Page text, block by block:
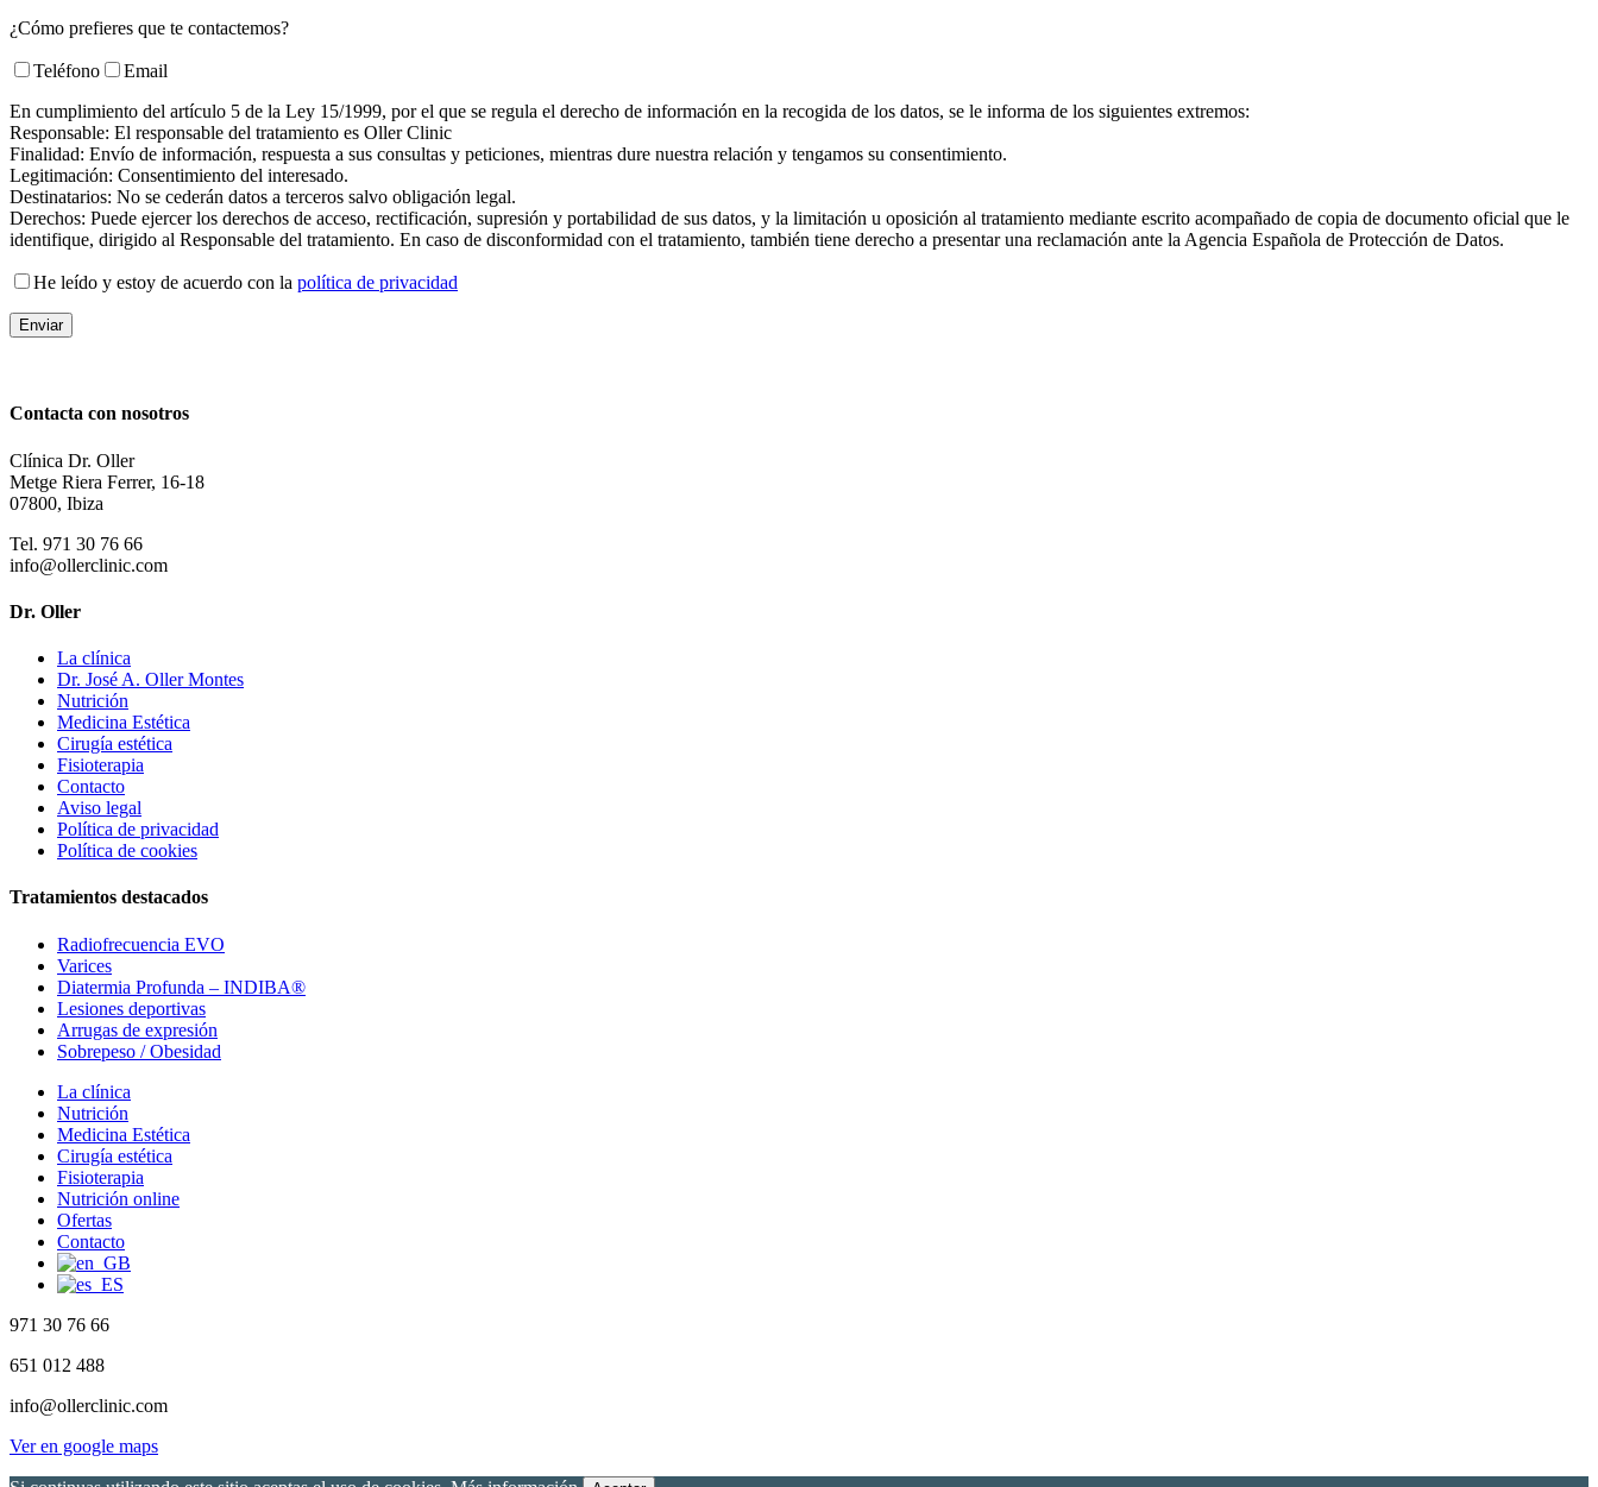
¿Cómo prefieres que te contactemos?
Teléfono
Email
En cumplimiento del artículo 5 de la Ley 15/1999, por el que se regula el derecho de información en la recogida de los datos, se le informa de los siguientes extremos:
Responsable: El responsable del tratamiento es Oller Clinic
Finalidad: Envío de información, respuesta a sus consultas y peticiones, mientras dure nuestra relación y tengamos su consentimiento.
Legitimación: Consentimiento del interesado.
Destinatarios: No se cederán datos a terceros salvo obligación legal.
Derechos: Puede ejercer los derechos de acceso, rectificación, supresión y portabilidad de sus datos, y la limitación u oposición al tratamiento mediante escrito acompañado de copia de documento oficial que le
identifique, dirigido al Responsable del tratamiento. En caso de disconformidad con el tratamiento, también tiene derecho a presentar una reclamación ante la Agencia Española de Protección de Datos.
He leído y estoy de acuerdo con la política de privacidad
Contacta con nosotros
Clínica Dr. Oller
Metge Riera Ferrer, 16-18
07800, Ibiza
Tel. 971 30 76 66
info@ollerclinic.com
Dr. Oller
La clínica
Dr. José A. Oller Montes
Nutrición
Medicina Estética
Cirugía estética
Fisioterapia
Contacto
Aviso legal
Política de privacidad
Política de cookies
Tratamientos destacados
Radiofrecuencia EVO
Varices
Diatermia Profunda – INDIBA®
Lesiones deportivas
Arrugas de expresión
Sobrepeso / Obesidad
Close
Menu
La clínica
Nutrición
Medicina Estética
Cirugía estética
Fisioterapia
Nutrición online
Ofertas
Contacto
971 30 76 66
651 012 488
info@ollerclinic.com
Ver en google maps